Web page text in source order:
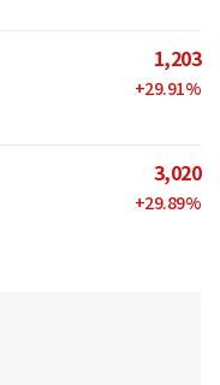
1,203
+29.91%
3,020
+29.89%